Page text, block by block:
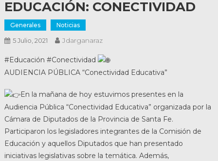
EDUCACIÓN: CONECTIVIDAD
Generales Noticias
5 Julio, 2021 Jdarganaraz
#Educación #Conectividad
AUDIENCIA PÚBLICA “Conectividad Educativa”
En la mañana de hoy estuvimos presentes en la
Audiencia Pública “Conectividad Educativa” organizada por la
Cámara de Diputados de la Provincia de Santa Fe.
Participaron los legisladores integrantes de la Comisión de
Educación y aquellos Diputados que han presentado
iniciativas legislativas sobre la temática. Además,